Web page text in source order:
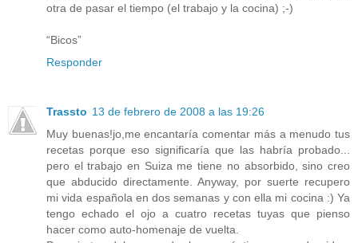
otra de pasar el tiempo (el trabajo y la cocina) ;-)
“Bicos”
Responder
Trassto 13 de febrero de 2008 a las 19:26
Muy buenas!jo,me encantaría comentar más a menudo tus
recetas porque eso significaría que las habría probado...
pero el trabajo en Suiza me tiene no absorbido, sino creo
que abducido directamente. Anyway, por suerte recupero
mi vida española en dos semanas y con ella mi cocina :) Ya
tengo echado el ojo a cuatro recetas tuyas que pienso
hacer como auto-homenaje de vuelta.